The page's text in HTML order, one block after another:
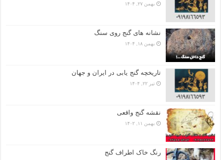
بهمن ۲۷, ۱۴۰۴
نشانه های گنج روی سنگ
بهمن ۱۸, ۱۴۰۴
تاریخچه گنج‌ یابی در ایران و جهان
تیر ۲۲, ۱۴۰۴
نقشه گنج واقعی
بهمن ۱۱, ۱۴۰۲
رنگ خاک اطراف گنج